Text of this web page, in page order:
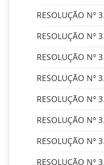
RESOLUÇÃO Nº
RESOLUÇÃO Nº
RESOLUÇÃO Nº
RESOLUÇÃO Nº
RESOLUÇÃO Nº
RESOLUÇÃO Nº
RESOLUÇÃO Nº
RESOLUÇÃO Nº